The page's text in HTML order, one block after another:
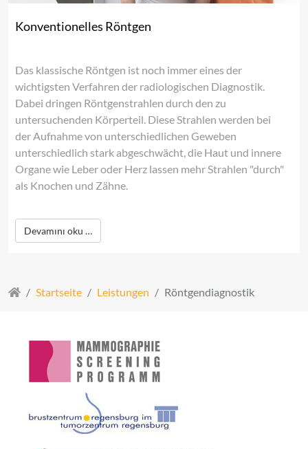
Konventionelles Röntgen
Das klassische Röntgen ist noch immer eines der
wichtigsten Verfahren der radiologischen Diagnostik.
Dabei dringen Röntgenstrahlen durch den zu
untersuchenden Körperteil. Diese Strahlen werden bei
der Aufnahme von unterschiedlichen Geweben
unterschiedlich stark abgeschwächt, die Haut und innere
Organe wie Leber oder Herz lassen mehr Strahlen "durch"
als Knochen und Zähne.
Devamını oku …
Startseite Leistungen Röntgendiagnostik